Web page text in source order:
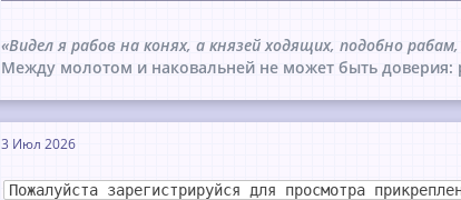
«Видел я рабов на конях, а князей ходящих, подобно
Между молотом и наковальней не может быть доверия:
3 Июл 2026
Пожалуйста зарегистрируйся для просмотра